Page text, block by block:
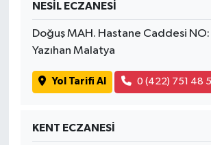
NESİL ECZANESİ
Doğuş MAH. Hastane Caddesi
Yazıhan Malatya
Yol Tarifi Al 0 (422) 751 48
KENT ECZANESİ